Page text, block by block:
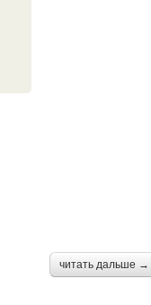
читать дальше →